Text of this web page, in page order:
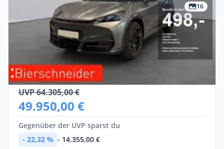
16
Cupra Tavascan
Elektro •Automatik •339 PS (250 kW)
Neuwagen
UVP 64.305,00 €
49.950,00 €
Gegenüber der UVP sparst du
- 22,32 % - 14.355,00 €